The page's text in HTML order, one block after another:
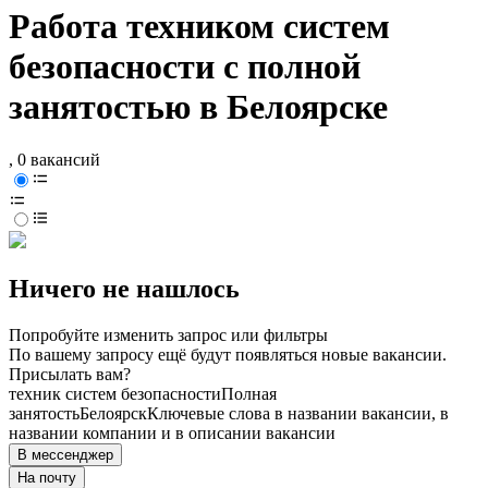
Работа техником систем
безопасности с полной
занятостью в Белоярске
, 0 вакансий
Ничего не нашлось
Попробуйте изменить запрос или фильтры
По вашему запросу ещё будут появляться новые вакансии.
Присылать вам?
техник систем безопасностиПолная
занятостьБелоярскКлючевые слова в названии вакансии, в
названии компании и в описании вакансии
В мессенджер
На почту